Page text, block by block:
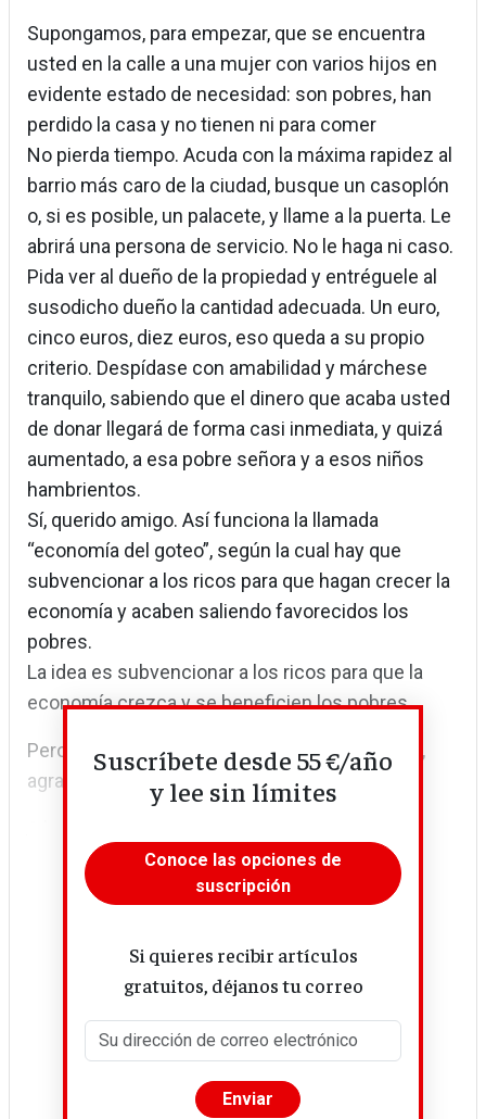
Supongamos, para empezar, que se encuentra
usted en la calle a una mujer con varios hijos en
evidente estado de necesidad: son pobres, han
perdido la casa y no tienen ni para comer
No pierda tiempo. Acuda con la máxima rapidez al
barrio más caro de la ciudad, busque un casoplón
o, si es posible, un palacete, y llame a la puerta. Le
abrirá una persona de servicio. No le haga ni caso.
Pida ver al dueño de la propiedad y entréguele al
susodicho dueño la cantidad adecuada. Un euro,
cinco euros, diez euros, eso queda a su propio
criterio. Despídase con amabilidad y márchese
tranquilo, sabiendo que el dinero que acaba usted
de donar llegará de forma casi inmediata, y quizá
aumentado, a esa pobre señora y a esos niños
hambrientos.
Sí, querido amigo. Así funciona la llamada
“economía del goteo”, según la cual hay que
subvencionar a los ricos para que hagan crecer la
economía y acaben saliendo favorecidos los
pobres.
La idea es subvencionar a los ricos para que la
economía crezca y se beneficien los pobres
Pero la 'curva de Laffer' reduce la recaudación,
agrava el déficit y hace más ricos a los ricos
Suscríbete desde 55 €/año
y lee sin límites
Conoce las opciones de
suscripción
Si quieres recibir artículos
gratuitos, déjanos tu correo